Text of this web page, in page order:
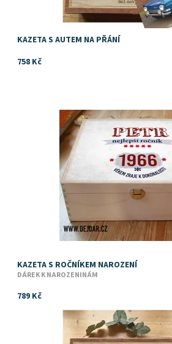
KAZETA S AUTEM NA PŘÁNÍ
758 Kč
KAZETA S ROČNÍKEM NAROZENÍ
DÁREK K NAROZENINÁM
789 Kč
Dárek k 70. narozeninám
Skladem